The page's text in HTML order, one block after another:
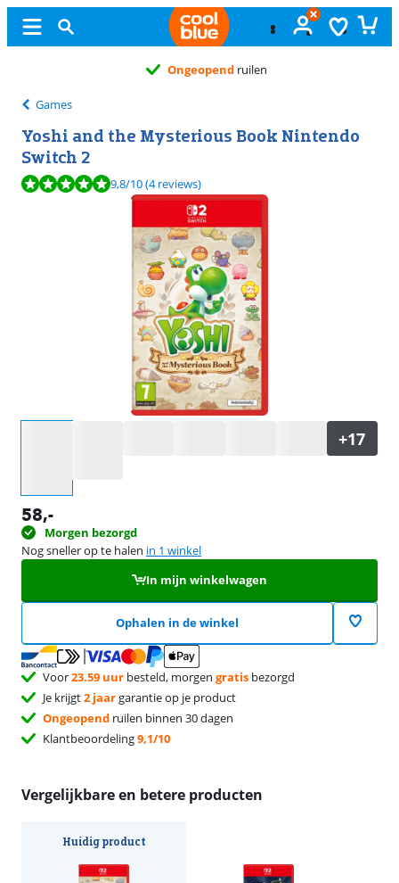
Ongeopend ruilen
Games
Yoshi and the Mysterious Book Nintendo
Switch 2
Beoordeling is 9,8 van de 10, gebaseerd op 4 reviews.
9,8/10(4 reviews)
58,-
Morgen bezorgd
Nog sneller op te halen in 1 winkel
In mijn winkelwagen
Ophalen in de winkel
Voor23.59 uur besteld, morgen gratis bezorgd
Je krijgt2 jaargarantie op je product
Ongeopend ruilen binnen 30 dagen
Klantbeoordeling9,1/10
Vergelijkbare en betere producten
Huidig product